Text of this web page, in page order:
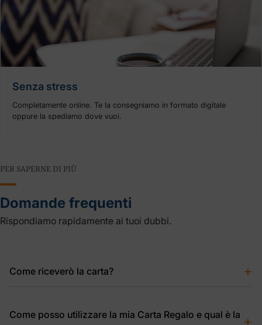
Senza stress
Completamente online. Te la consegniamo in formato digitale
oppure la spediamo dove vuoi.
PER SAPERNE DI PIÙ
Domande frequenti
Rispondiamo rapidamente ai tuoi dubbi.
Come riceverò la carta? +
Come posso utilizzare la mia Carta Regalo e qual è la +